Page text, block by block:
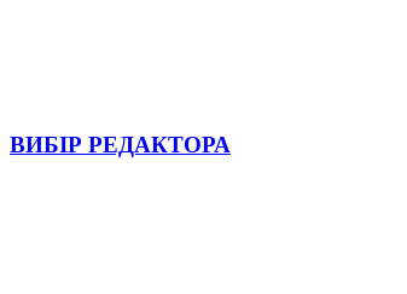
ВИБІР РЕДАКТОРА